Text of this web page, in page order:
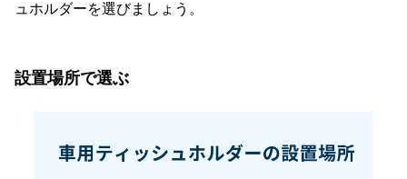
ュホルダーを選びましょう。
設置場所で選ぶ